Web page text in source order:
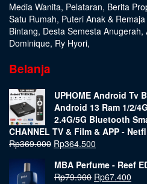
Media Wanita, Pelataran, Berita
Satu Rumah, Puteri Anak &
Bintang, Desta Semesta Anugerah,
Dominique, Ry Hyori,
Belanja
UPHOME Android Tv
Android 13 Ram 1/2/
2.4G/5G Bluetooth
CHANNEL TV & Film & APP -
Rp369.000 Rp364.500
MBA Perfume - Reef
Rp79.900 Rp67.400